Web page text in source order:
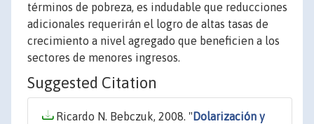
términos de pobreza, es indudable que reducciones
adicionales requerirán el logro de altas tasas de
crecimiento a nivel agregado que beneficien a los
sectores de menores ingresos.
Suggested Citation
Ricardo N. Bebczuk, 2008. " Dolarización y